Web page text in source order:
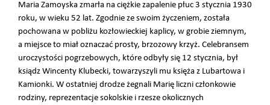
Maria Zamoyska zmarła na ciężkie zapalenie płuc 3 stycznia 1930
roku, w wieku 52 lat. Zgodnie ze swoim życzeniem, została
pochowana w pobliżu kozłowieckiej kaplicy, w grobie ziemnym,
a miejsce to miał oznaczać prosty, brzozowy krzyż. Celebransem
uroczystości pogrzebowych, które odbyły się 12 stycznia, był
ksiądz Wincenty Klubecki, towarzyszyli mu księża z Lubartowa i
Kamionki. W ostatniej drodze żegnali Marię liczni członkowie
rodziny, reprezentacje sokolskie i rzesze okolicznych